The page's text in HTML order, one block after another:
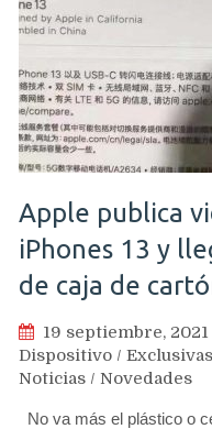
Apple publica
iPhones 13 y
de caja de
19 septiembre, 2021
Dispositivo / Exclusivas
Noticias / Novedades
No va más el plástico o